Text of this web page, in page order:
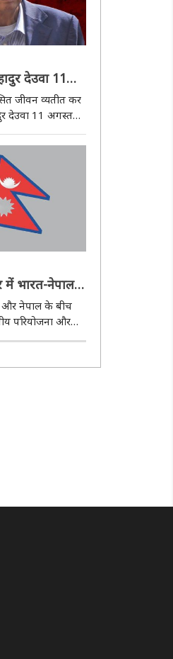
देउवा 11
जीवन व्यतीत कर
देउवा 11 अगस्त
स्वयं देउवा
गए ई-मेल के जरिए
में भारत-नेपाल
फिर शुरू
और नेपाल के बीच
परियोजना और
के पहले सप्ताह